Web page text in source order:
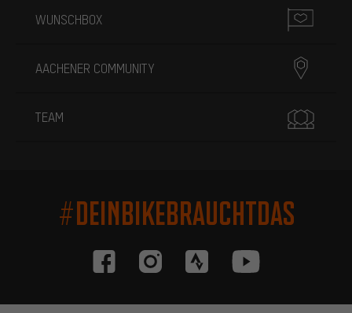
WUNSCHBOX
AACHENER COMMUNITY
TEAM
#DEINBIKEBRAUCHTDAS